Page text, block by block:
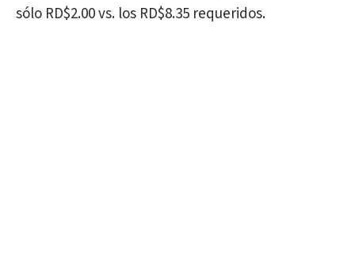
sólo RD$2.00 vs. los RD$8.35 requeridos.